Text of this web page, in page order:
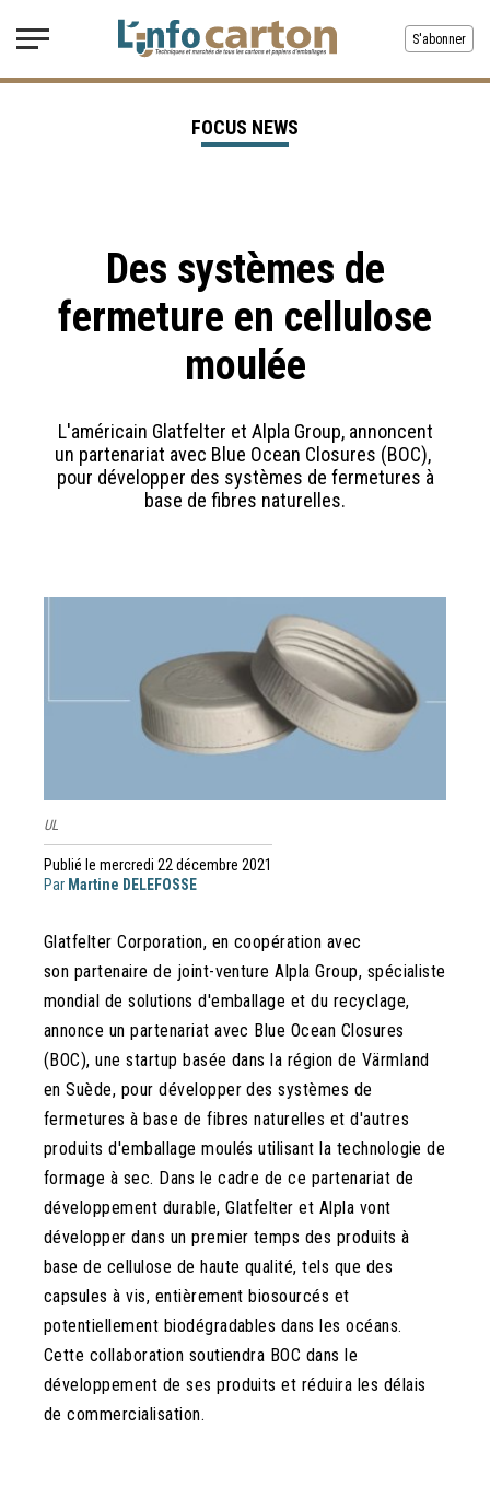
S'abonner
Des systèmes de
fermeture en cellulose
moulée
L'américain Glatfelter et Alpla Group, annoncent
un partenariat avec Blue Ocean Closures (BOC),
pour développer des systèmes de fermetures à
base de fibres naturelles.
FOCUS NEWS
Publié le mercredi 22 décembre 2021
Par Martine DELEFOSSE
UL
Glatfelter Corporation, en coopération avec
son partenaire de joint-venture Alpla Group, spécialiste
mondial de solutions d'emballage et du recyclage,
annonce un partenariat avec Blue Ocean Closures
(BOC), une startup basée dans la région de Värmland
en Suède, pour développer des systèmes de
fermetures à base de fibres naturelles et d'autres
produits d'emballage moulés utilisant la technologie de
formage à sec. Dans le cadre de ce partenariat de
développement durable, Glatfelter et Alpla vont
développer dans un premier temps des produits à
base de cellulose de haute qualité, tels que des
capsules à vis, entièrement biosourcés et
potentiellement biodégradables dans les océans.
Cette collaboration soutiendra BOC dans le
développement de ses produits et réduira les délais
de commercialisation.